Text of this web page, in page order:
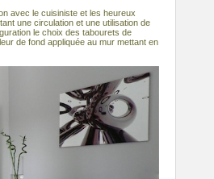
avec le cuisiniste et les heureux
une circulation et une utilisation de
le choix des tabourets de
de fond appliquée au mur mettant en